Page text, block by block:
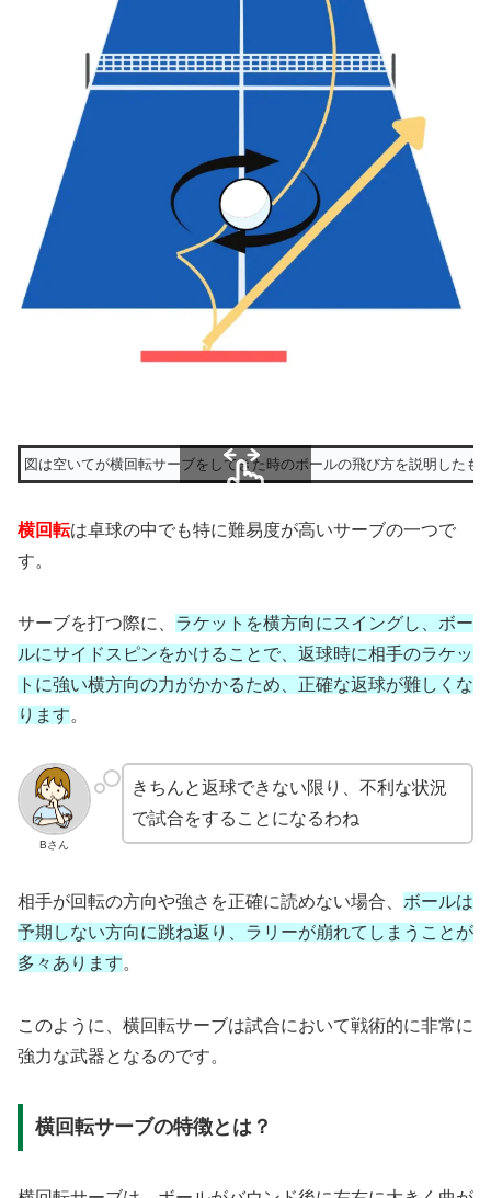
図は空いてが横回転サーブをしてきた時のボールの飛び方を説明した
横回転は卓球の中でも特に難易度が高いサーブの一つで
す。
サーブを打つ際に、 ラケットを横方向にスイングし、ボー
ルにサイドスピンをかけることで、返球時に相手のラケッ
トに強い横方向の力がかかるため、正確な返球が難しくな
ります。
Bさん
きちんと返球できない限り、不利な状況
で試合をすることになるわね
相手が回転の方向や強さを正確に読めない場合、 ボールは
予期しない方向に跳ね返り、ラリーが崩れてしまうことが
多々あります。
このように、横回転サーブは試合において戦術的に非常に
強力な武器となるのです。
横回転サーブの特徴とは？